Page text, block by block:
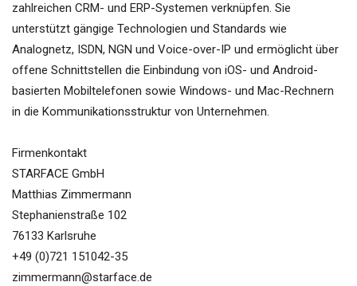
zahlreichen CRM- und ERP-Systemen verknüpfen. Sie
unterstützt gängige Technologien und Standards wie
Analognetz, ISDN, NGN und Voice-over-IP und ermöglicht über
offene Schnittstellen die Einbindung von iOS- und Android-
basierten Mobiltelefonen sowie Windows- und Mac-Rechnern
in die Kommunikationsstruktur von Unternehmen.
Firmenkontakt
STARFACE GmbH
Matthias Zimmermann
Stephanienstraße 102
76133 Karlsruhe
+49 (0)721 151042-35
zimmermann@starface.de